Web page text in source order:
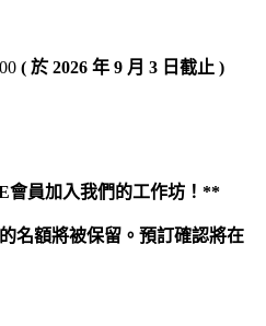
( 於 2026 年 9 月 3 日截止 )
會員加入我們的工作坊！**
名額將被保留。預訂確認將在